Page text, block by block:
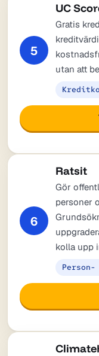
5
UC
Gratis
utan att
6
Ratsit
Gör
personer
kolla upp